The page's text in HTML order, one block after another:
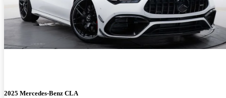
2025 Mercedes-Benz CLA